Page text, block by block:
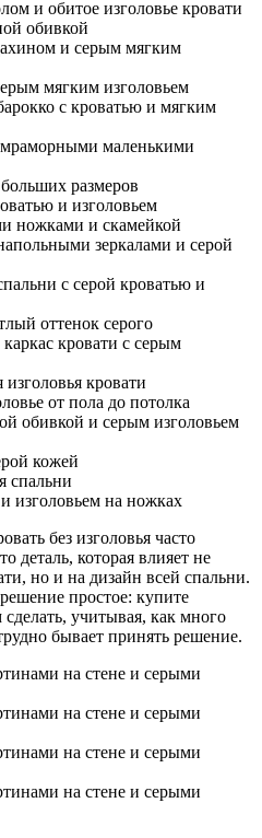
без изголовья часто
деталь, которая влияет не
но и на дизайн всей спальни.
простое: купите
сделать, учитывая, как много
бывает принять решение.